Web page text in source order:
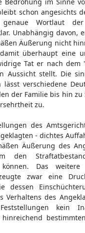
schon angesichts
Wortlaut
Unabhängig davon,
Äußerung nicht
überhaupt eine
Tat er nach dem
Aussicht stellt. Die
lässt verschiedene
der Familie bis hin
zu.
des
- dichtes
Äußerung des
den
Das weitere
zwar eine
dessen
Verhaltens des
kein